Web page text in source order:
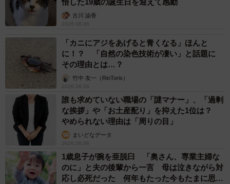
悟した19歳の誕生日を迎えて感動
古川 諭香
2026.08.06
「カニにアジをあげると青くなる」ほんと
に！？ 「自然の染色技術が凄い」と話題に
その理由とは…？
竹中 友一（RinToris）
2026.08.06
誰も求めていない職場の「謎マナー」、「過剰
な挨拶」や「お土産配り」を抑えた1位は？
やめられない理由は「周りの目」
まいどなデータ
2026.08.06
1歳息子が腕を亜脱臼 「奥さん、専業主婦な
のに」と夫の後輩から一言 母は泣きながら対
応し必死だった 何年もたった今もたまに思い